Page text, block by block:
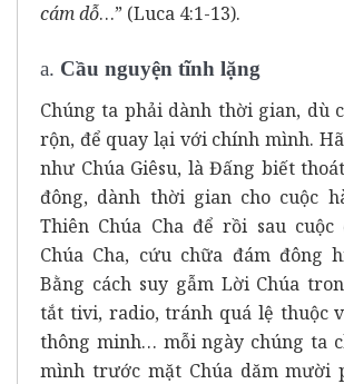
cám dỗ…” (Luca 4:1-13).
a. Cầu nguyện tĩnh lặng
Chúng ta phải dành thời gian, dù
rộn, để quay lại với chính mình.
như Chúa Giêsu, là Đấng biết
đông, dành thời gian cho cuộc
Thiên Chúa Cha để rồi sau
Chúa Cha, cứu chữa đám đông
Bằng cách suy gẫm Lời Chúa
tắt tivi, radio, tránh quá lệ thuộc
thông minh… mỗi ngày chúng ta
mình trước mặt Chúa dăm mười